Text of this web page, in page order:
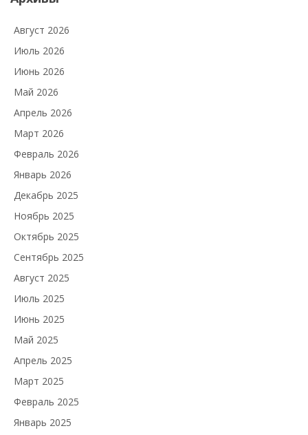
Август 2026
Июль 2026
Июнь 2026
Май 2026
Апрель 2026
Март 2026
Февраль 2026
Январь 2026
Декабрь 2025
Ноябрь 2025
Октябрь 2025
Сентябрь 2025
Август 2025
Июль 2025
Июнь 2025
Май 2025
Апрель 2025
Март 2025
Февраль 2025
Январь 2025